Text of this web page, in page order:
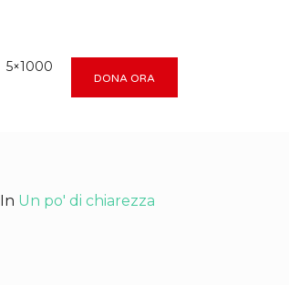
5×1000
DONA ORA
In Un po' di chiarezza